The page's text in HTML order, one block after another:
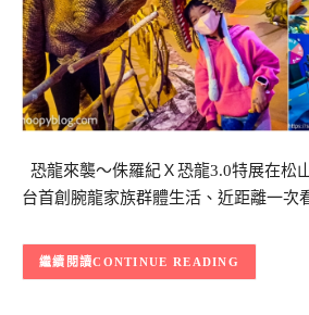
恐龍來襲～侏羅紀Ｘ恐龍3.0特展在松
台首創腕龍家族群體生活、近距離一次
CONTINUE READING